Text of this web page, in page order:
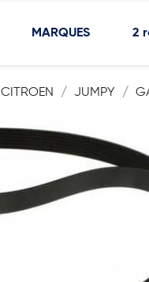
MARQUES 2
CITROEN JUMPY